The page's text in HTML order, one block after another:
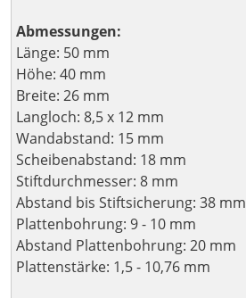
Abmessungen:
Länge: 50 mm
Höhe: 40 mm
Breite: 26 mm
Langloch: 8,5 x 12 mm
Wandabstand: 15 mm
Scheibenabstand: 18 mm
Stiftdurchmesser: 8 mm
Abstand bis Stiftsicherung: 38 mm
Plattenbohrung: 9 - 10 mm
Abstand Plattenbohrung: 20 mm
Plattenstärke: 1,5 - 10,76 mm